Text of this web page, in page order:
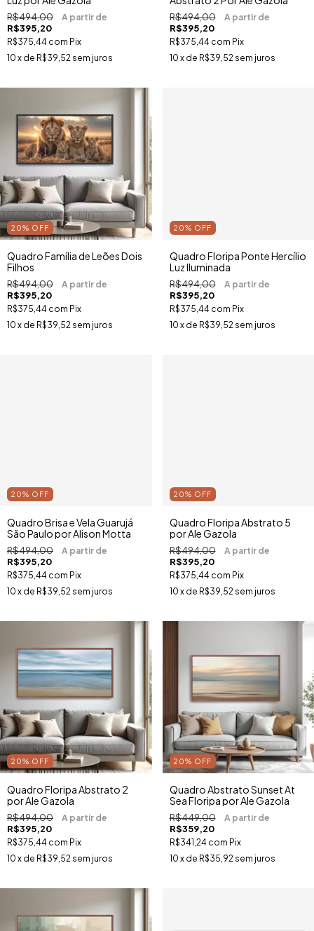
R$494,00
R$395,20
R$375,44 com Pix
10 x de R$39,52 sem juros
R$494,00
R$395,20
R$375,44 com Pix
10 x de R$39,52 sem juros
20% OFF
Quadro Família de Leões Dois
Filhos
R$494,00
R$395,20
R$375,44 com Pix
10 x de R$39,52 sem juros
20% OFF
Quadro Floripa Ponte Hercílio
Luz Iluminada
R$494,00
R$395,20
R$375,44 com Pix
10 x de R$39,52 sem juros
20% OFF
Quadro Brisa e Vela Guarujá
São Paulo por Alison Motta
R$494,00
R$395,20
R$375,44 com Pix
10 x de R$39,52 sem juros
20% OFF
Quadro Floripa Abstrato 5
por Ale Gazola
R$494,00
R$395,20
R$375,44 com Pix
10 x de R$39,52 sem juros
20% OFF
Quadro Floripa Abstrato 2
por Ale Gazola
R$494,00
R$395,20
R$375,44 com Pix
10 x de R$39,52 sem juros
20% OFF
Quadro Abstrato Sunset At
Sea Floripa por Ale Gazola
R$449,00
R$359,20
R$341,24 com Pix
10 x de R$35,92 sem juros